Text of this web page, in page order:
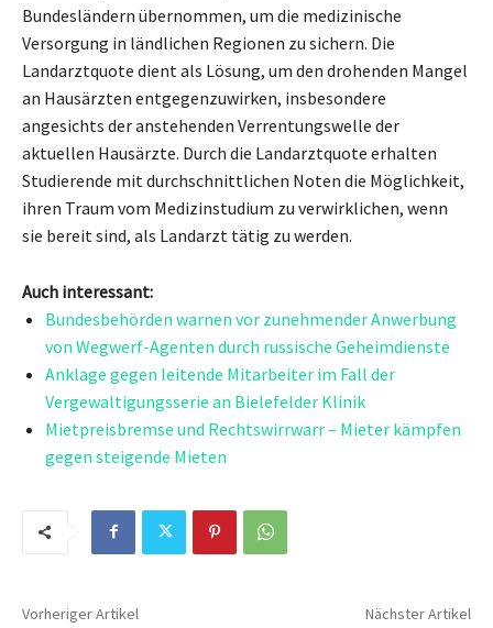
Bundesländern übernommen, um die medizinische
Versorgung in ländlichen Regionen zu sichern. Die
Landarztquote dient als Lösung, um den drohenden Mangel
an Hausärzten entgegenzuwirken, insbesondere
angesichts der anstehenden Verrentungswelle der
aktuellen Hausärzte. Durch die Landarztquote erhalten
Studierende mit durchschnittlichen Noten die Möglichkeit,
ihren Traum vom Medizinstudium zu verwirklichen, wenn
sie bereit sind, als Landarzt tätig zu werden.
Auch interessant:
Bundesbehörden warnen vor zunehmender Anwerbung
von Wegwerf-Agenten durch russische Geheimdienste
Anklage gegen leitende Mitarbeiter im Fall der
Vergewaltigungsserie an Bielefelder Klinik
Mietpreisbremse und Rechtswirrwarr – Mieter kämpfen
gegen steigende Mieten
Vorheriger Artikel Nächster Artikel